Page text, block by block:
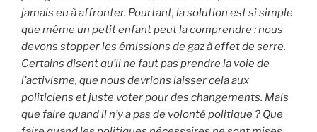
jamais eu à affronter. Pourtant, la solution est si simple
que même un petit enfant peut la comprendre : nous
devons stopper les émissions de gaz à effet de serre.
Certains disent qu’il ne faut pas prendre la voie de
l’activisme, que nous devrions laisser cela aux
politiciens et juste voter pour des changements. Mais
que faire quand il n’y a pas de volonté politique ? Que